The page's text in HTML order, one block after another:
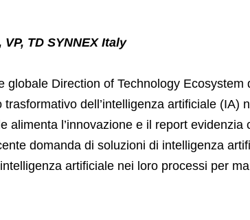
TD SYNNEX Italy
globale Direction of Technology Ecosystem
dell’intelligenza artificiale (IA)
alimenta l’innovazione e il report
domanda di soluzioni di intelligenza
artificiale nei loro processi per